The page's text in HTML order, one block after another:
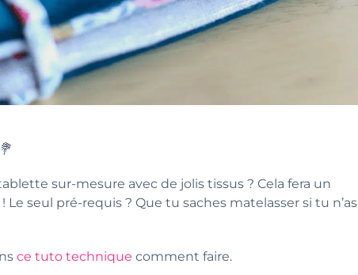
sur-mesure avec de jolis tissus ? Cela fera un
Le seul pré-requis ? Que tu saches matelasser si tu n’as
ce tuto technique comment faire.